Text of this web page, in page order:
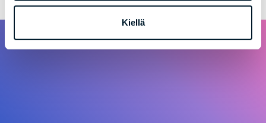
Kiellä